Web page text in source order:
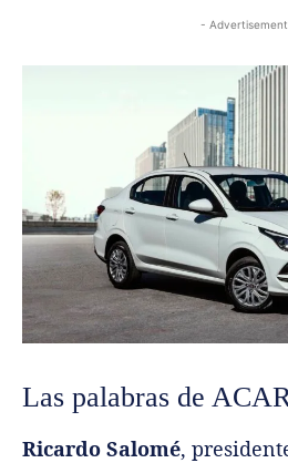
-
Las palabras de
Ricardo Salomé,